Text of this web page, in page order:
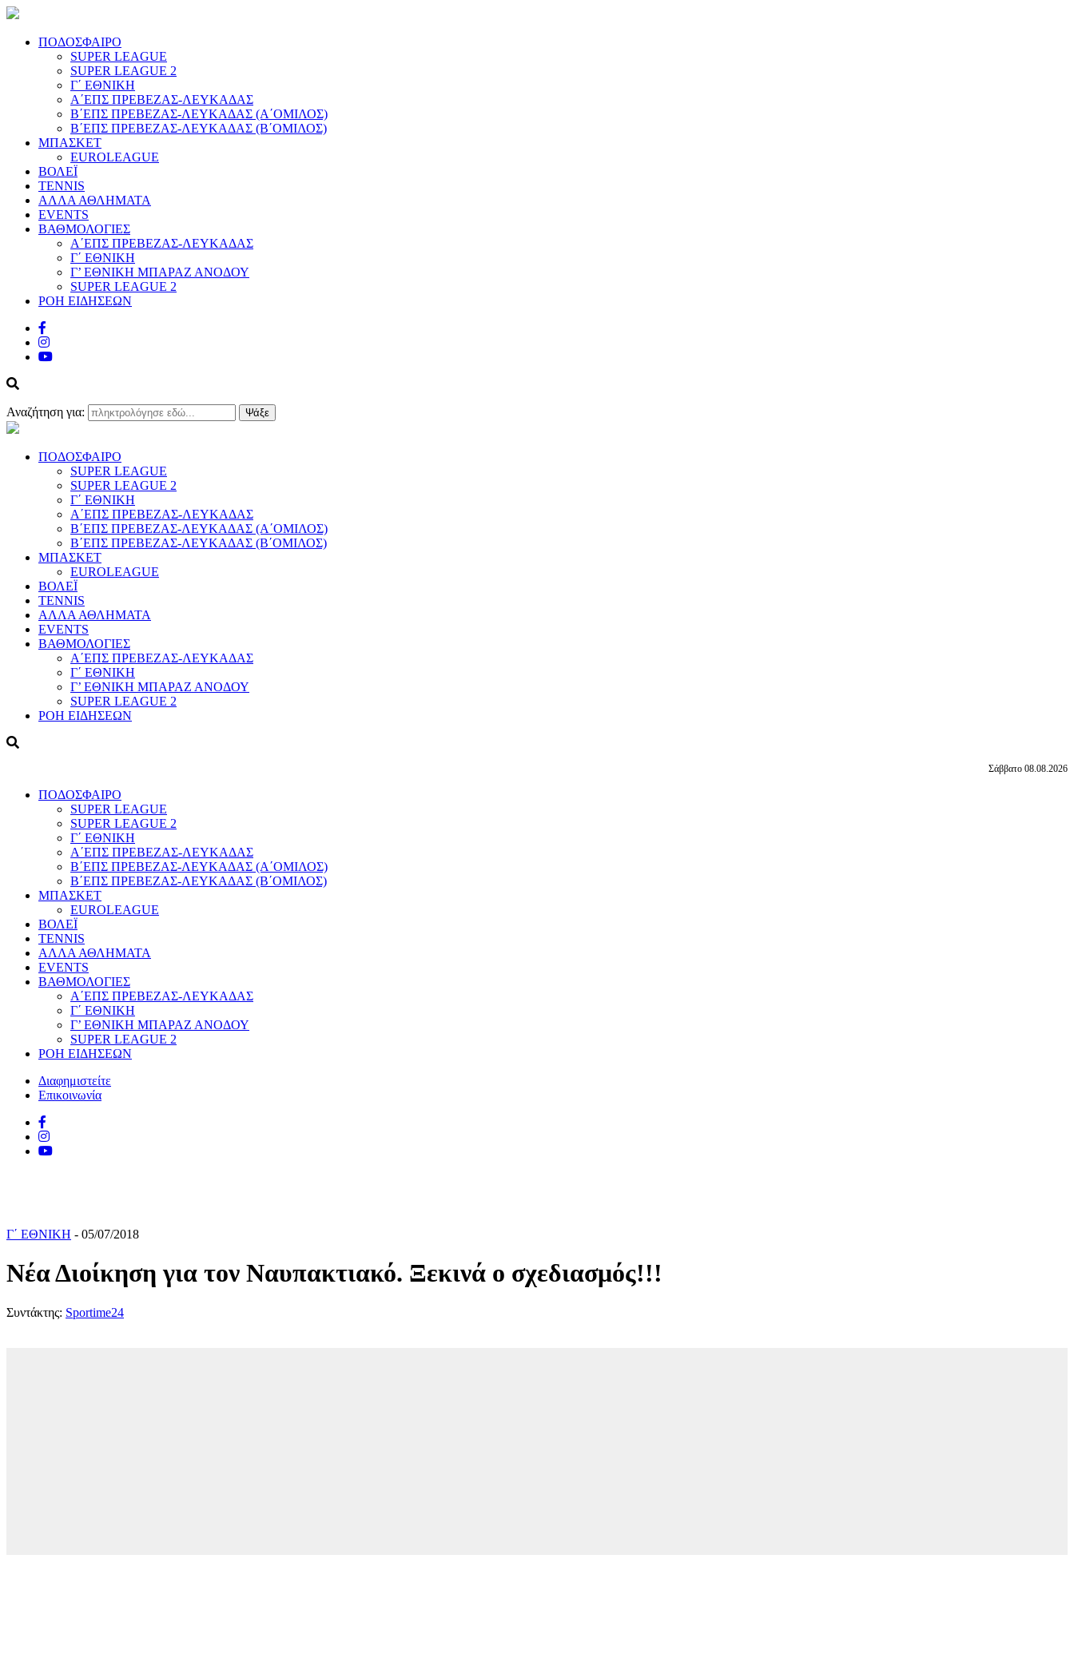
ΠΟΔΟΣΦΑΙΡΟ
SUPER LEAGUE
SUPER LEAGUE 2
Γ΄ ΕΘΝΙΚΗ
Α΄ΕΠΣ ΠΡΕΒΕΖΑΣ-ΛΕΥΚΑΔΑΣ
Β΄ΕΠΣ ΠΡΕΒΕΖΑΣ-ΛΕΥΚΑΔΑΣ (Α΄ΟΜΙΛΟΣ)
Β΄ΕΠΣ ΠΡΕΒΕΖΑΣ-ΛΕΥΚΑΔΑΣ (Β΄ΟΜΙΛΟΣ)
ΜΠΑΣΚΕΤ
EUROLEAGUE
ΒΟΛΕΪ
TENNIS
ΑΛΛΑ ΑΘΛΗΜΑΤΑ
EVENTS
ΒΑΘΜΟΛΟΓΙΕΣ
Α΄ΕΠΣ ΠΡΕΒΕΖΑΣ-ΛΕΥΚΑΔΑΣ
Γ΄ ΕΘΝΙΚΗ
Γ’ ΕΘΝΙΚΗ ΜΠΑΡΑΖ ΑΝΟΔΟΥ
SUPER LEAGUE 2
ΡΟΗ ΕΙΔΗΣΕΩΝ
Αναζήτηση για:
ΠΟΔΟΣΦΑΙΡΟ
SUPER LEAGUE
SUPER LEAGUE 2
Γ΄ ΕΘΝΙΚΗ
Α΄ΕΠΣ ΠΡΕΒΕΖΑΣ-ΛΕΥΚΑΔΑΣ
Β΄ΕΠΣ ΠΡΕΒΕΖΑΣ-ΛΕΥΚΑΔΑΣ (Α΄ΟΜΙΛΟΣ)
Β΄ΕΠΣ ΠΡΕΒΕΖΑΣ-ΛΕΥΚΑΔΑΣ (Β΄ΟΜΙΛΟΣ)
ΜΠΑΣΚΕΤ
EUROLEAGUE
ΒΟΛΕΪ
TENNIS
ΑΛΛΑ ΑΘΛΗΜΑΤΑ
EVENTS
ΒΑΘΜΟΛΟΓΙΕΣ
Α΄ΕΠΣ ΠΡΕΒΕΖΑΣ-ΛΕΥΚΑΔΑΣ
Γ΄ ΕΘΝΙΚΗ
Γ’ ΕΘΝΙΚΗ ΜΠΑΡΑΖ ΑΝΟΔΟΥ
SUPER LEAGUE 2
ΡΟΗ ΕΙΔΗΣΕΩΝ
Σάββατο 08.08.2026
ΠΟΔΟΣΦΑΙΡΟ
SUPER LEAGUE
SUPER LEAGUE 2
Γ΄ ΕΘΝΙΚΗ
Α΄ΕΠΣ ΠΡΕΒΕΖΑΣ-ΛΕΥΚΑΔΑΣ
Β΄ΕΠΣ ΠΡΕΒΕΖΑΣ-ΛΕΥΚΑΔΑΣ (Α΄ΟΜΙΛΟΣ)
Β΄ΕΠΣ ΠΡΕΒΕΖΑΣ-ΛΕΥΚΑΔΑΣ (Β΄ΟΜΙΛΟΣ)
ΜΠΑΣΚΕΤ
EUROLEAGUE
ΒΟΛΕΪ
TENNIS
ΑΛΛΑ ΑΘΛΗΜΑΤΑ
EVENTS
ΒΑΘΜΟΛΟΓΙΕΣ
Α΄ΕΠΣ ΠΡΕΒΕΖΑΣ-ΛΕΥΚΑΔΑΣ
Γ΄ ΕΘΝΙΚΗ
Γ’ ΕΘΝΙΚΗ ΜΠΑΡΑΖ ΑΝΟΔΟΥ
SUPER LEAGUE 2
ΡΟΗ ΕΙΔΗΣΕΩΝ
Διαφημιστείτε
Επικοινωνία
Γ΄ ΕΘΝΙΚΗ - 05/07/2018
Νέα Διοίκηση για τον Ναυπακτιακό. Ξεκινά ο σχεδιασμός!!!
Συντάκτης: Sportime24